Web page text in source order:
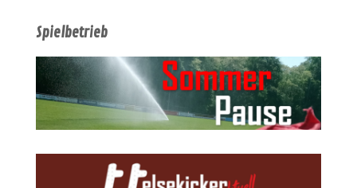
Spielbetrieb